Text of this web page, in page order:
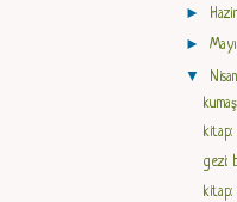
►
►
▼ Nisan
kitap:
gezi:
kitap: